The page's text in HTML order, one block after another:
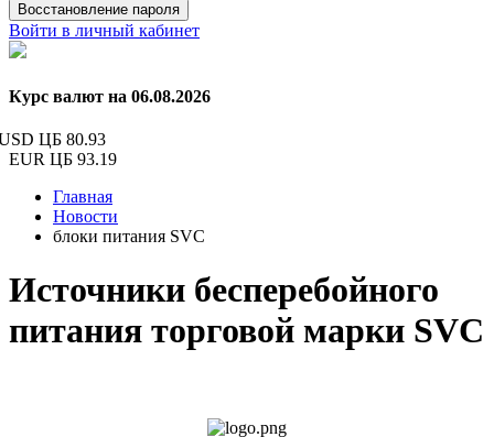
Восстановление пароля
Войти в личный кабинет
Курс валют на 06.08.2026
ЦБ 80.93
EUR ЦБ 93.19
Главная
Новости
блоки питания SVC
Источники бесперебойного
питания торговой марки SVC